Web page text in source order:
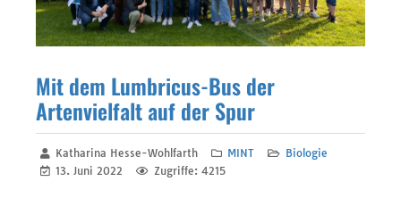
Mit dem Lumbricus-Bus der
Artenvielfalt auf der Spur
Katharina Hesse-Wohlfarth MINT
Biologie
13. Juni 2022
Zugriffe: 4215